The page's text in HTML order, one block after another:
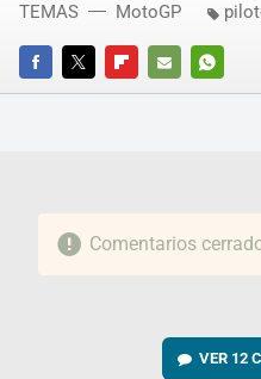
FACEBOOKTWITTERFLIPBOARD
E-
TEMAS MotoGP
Comentarios
VER 12